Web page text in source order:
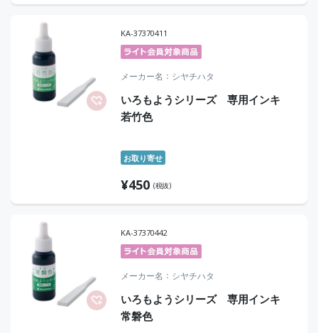
KA-37370411
メーカー名 シヤチハタ
いろもようシリーズ 専用インキ
若竹色
お取り寄せ
¥450 (税抜)
KA-37370442
メーカー名 シヤチハタ
いろもようシリーズ 専用インキ
常磐色